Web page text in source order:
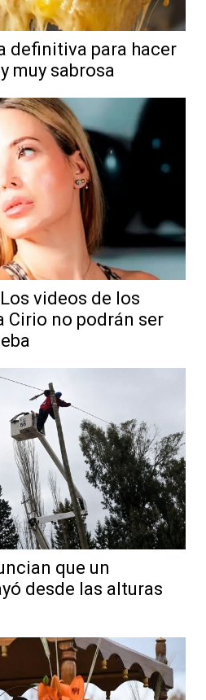
definitiva para hacer
muy sabrosa
Los videos de los
Cirio no podrán ser
que un
desde las alturas